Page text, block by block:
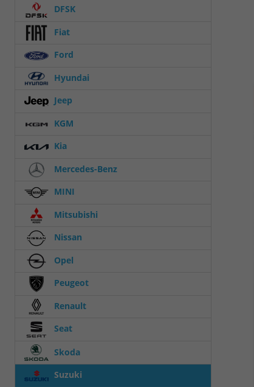
DFSK
Fiat
Ford
Hyundai
Jeep
KGM
Kia
Mercedes-Benz
MINI
Mitsubishi
Nissan
Opel
Peugeot
Renault
Seat
Skoda
Suzuki